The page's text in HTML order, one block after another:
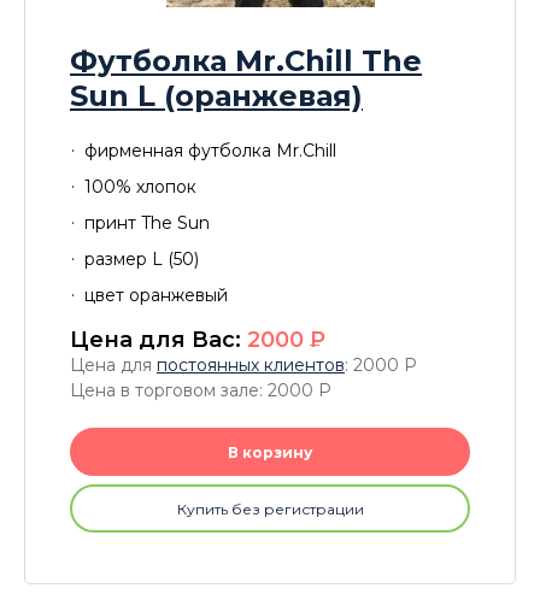
Футболка Mr.Chill The
Sun L (оранжевая)
фирменная футболка Mr.Chill
100% хлопок
принт The Sun
размер L (50)
цвет оранжевый
Цена для Вас: 2000 P
Цена для постоянных клиентов: 2000 P
Цена в торговом зале: 2000 P
В корзину
Купить без регистрации